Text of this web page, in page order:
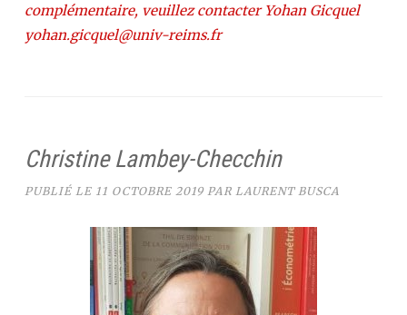
complémentaire, veuillez contacter Yohan Gicquel
yohan.gicquel@univ-reims.fr
Christine Lambey-Checchin
PUBLIÉ LE 11 OCTOBRE 2019PAR LAURENT BUSCA